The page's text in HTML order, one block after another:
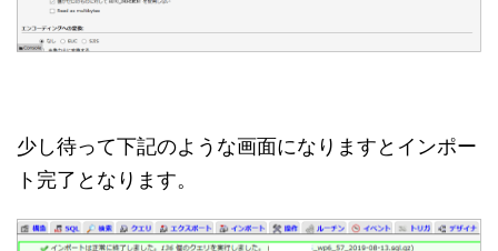
少し待って下記のような画面になりますとインポー
ト完了となります。